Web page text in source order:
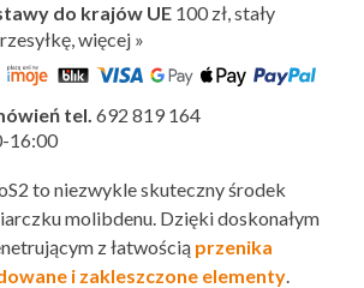
do krajów UE 100 zł,stały
więcej »
tel. 692 819 164
16:00
to niezwykle skuteczny środek
molibdenu. Dzięki doskonałym
z łatwością przenika
i zakleszczone elementy